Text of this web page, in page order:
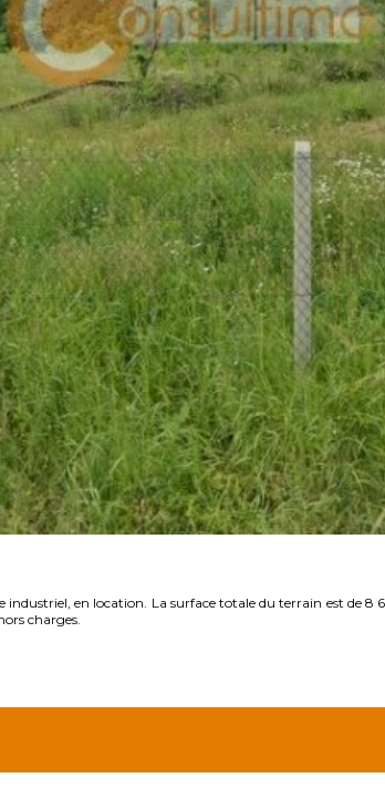
en location. La surface totale du terrain est de
charges.